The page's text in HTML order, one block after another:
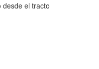
desde el tracto